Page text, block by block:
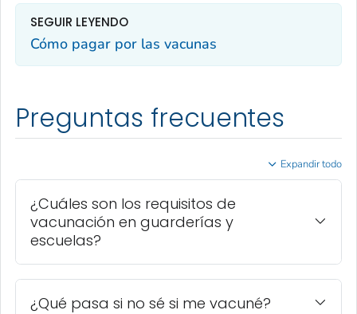
SEGUIR LEYENDO
Cómo pagar por las vacunas
Preguntas frecuentes
Expandir todo
¿Cuáles son los requisitos de
vacunación en guarderías y
escuelas?
¿Qué pasa si no sé si me vacuné?